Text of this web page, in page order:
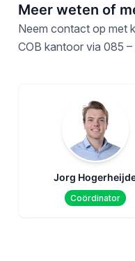
Meer weten of
Neem contact op met
COB kantoor via 085
Jorg
Coördinator